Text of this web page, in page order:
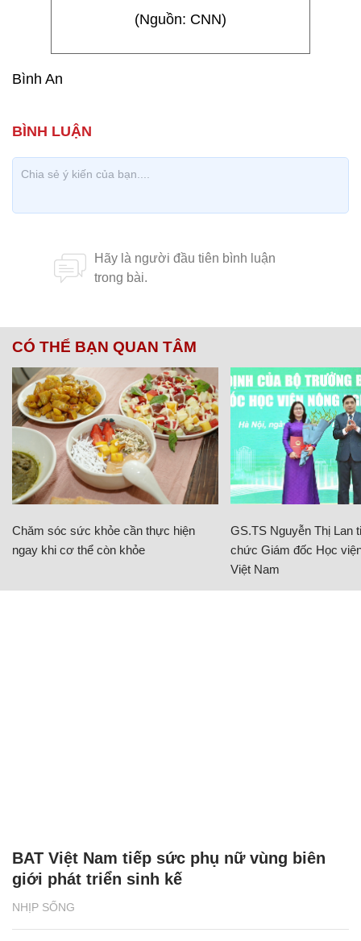
(Nguồn: CNN)
Bình An
CÓ THỂ BẠN QUAN TÂM
Chăm sóc sức khỏe cần thực hiện
ngay khi cơ thể còn khỏe
GS.TS Nguyễn Thị Lan
chức Giám đốc Học
Việt Nam
NHỊP SỐNG
BAT Việt Nam tiếp sức phụ nữ vùng biên
giới phát triển sinh kế